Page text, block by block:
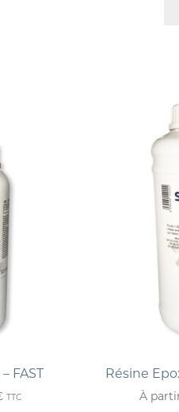
FAST
TTC
Résine
À